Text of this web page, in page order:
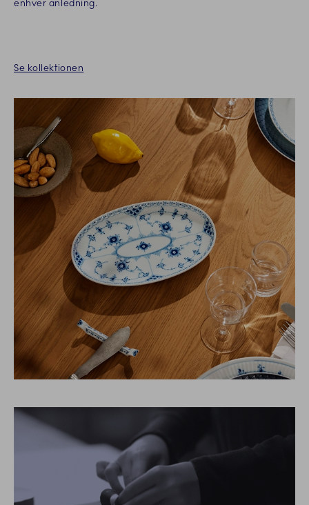
enhver anledning.
Se kollektionen